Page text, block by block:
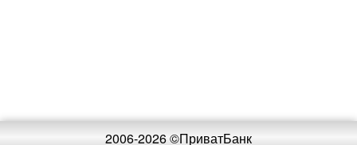
2006-2026 ©ПриватБанк